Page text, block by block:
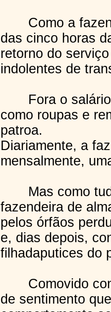
Como a
das cinco horas
retorno do
indolentes de
Fora o salário
como roupas e
patroa.
Diariamente, a
mensalmente,
Mas como tudo
fazendeira de
pelos órfãos
e, dias depois,
filhadaputices do
Comovido com
de sentimento